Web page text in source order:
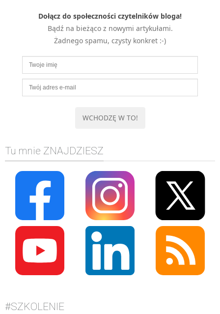
Dołącz do społeczności czytelników bloga!
Bądź na bieżąco z nowymi artykułami.
Żadnego spamu, czysty konkret :-)
Tu mnie ZNAJDZIESZ
#SZKOLENIE